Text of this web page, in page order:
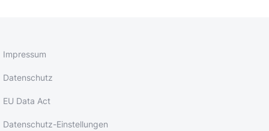
Impressum
Datenschutz
EU Data Act
Datenschutz-Einstellungen